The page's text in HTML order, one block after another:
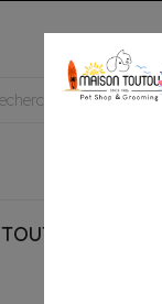
TOUTOU®